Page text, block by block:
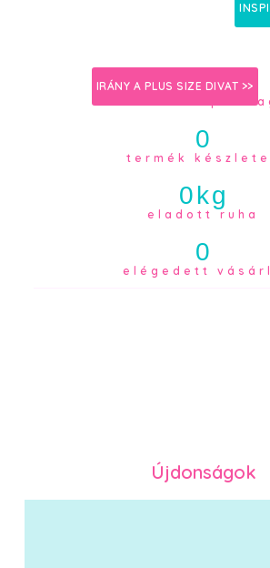
aktív
0
termék
0
eladott ruha
0kg
elégedett
0
IRÁNY A PLUS SIZE DIVAT >>
Újdonságok